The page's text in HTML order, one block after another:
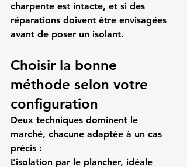
charpente est intacte, et si des
réparations doivent être envisagées
avant de poser un isolant.
Choisir la bonne
méthode selon votre
configuration
Deux techniques dominent le
marché, chacune adaptée à un cas
précis :
L’isolation par le plancher, idéale